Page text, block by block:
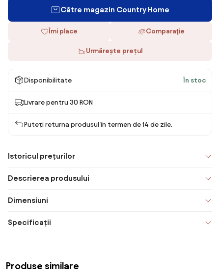
Către magazin Country Home
Îmi place Comparaţie
Urmărește prețul
Disponibilitate În stoc
Livrare pentru 30 RON
Puteți returna produsul în termen de 14 de zile.
Istoricul prețurilor
Descrierea produsului
Dimensiuni
Specificații
Produse similare